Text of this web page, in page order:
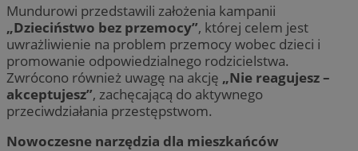
Mundurowi przedstawili założenia kampanii
„Dzieciństwo bez przemocy”, której celem jest
uwrażliwienie na problem przemocy wobec dzieci i
promowanie odpowiedzialnego rodzicielstwa.
Zwrócono również uwagę na akcję „Nie reagujesz –
akceptujesz”, zachęcającą do aktywnego
przeciwdziałania przestępstwom.
Nowoczesne narzędzia dla mieszkańców